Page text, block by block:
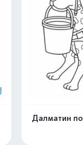
Далматин